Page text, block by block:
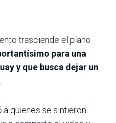
trasciende el plano
para una
y que busca dejar un
a quienes se sintieron